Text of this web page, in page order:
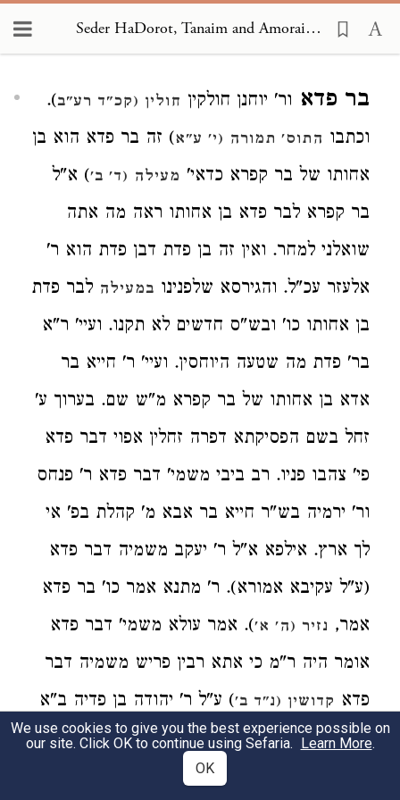
Seder HaDorot, Tanaim and Amoraim 2933
בר פדא ור' יוחנן חולקין חולין (קכ"ד רע"ב).
וכתבו התוס' תמורה (י' ע"א) זה בר פדא הוא בן
אחותו של בר קפרא כדאי' מעילה (ד' ב') א"ל
בר קפרא לבר פדא בן אחותו ראה מה אתה
שואלני למחר. ואין זה בן פדת דבן פדת הוא ר'
אלעזר עכ"ל. והגירסא שלפנינו במעילה לבר פדת
בן אחותו כו' ובש"ס חדשים לא תקנו. ועיי' ר"א
בר' פדת מה שטעה היוחסין. ועיי' ר' חייא בר
אדא בן אחותו של בר קפרא מ"ש שם. בערוך ע'
זחל בשם הפסיקתא דפרה זחלין אפוי דבר פדא
פי' צהבו פניו. רב ביבי משמי' דבר פדא ר' פנחס
ור' ירמיה בש"ר חייא בר אבא מ' קהלת בפ' אי
לך ארץ. אילפא א"ל ר' יעקב משמיה דבר פדא
(ע"ל עקיבא אמורא). ר' מתנא אמר כו' בר פדא
אמר, נזיר (ה' א'). אמר עולא משמי' דבר פדא
אומר היה ר"מ כי אתא רבין פריש משמיה דבר
פדא קדושין (נ"ד ב') ע"ל ר' יהודה בן פדיה ב"א
של ב"ק:
We use cookies to give you the best experience possible on
our site. Click OK to continue using Sefaria. Learn More.
OK